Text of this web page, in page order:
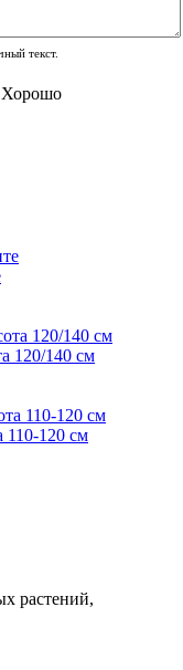
текст.
Хорошо
120/140 см
110-120 см
растений,